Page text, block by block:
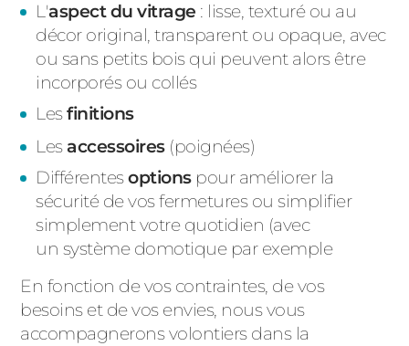
L'aspect du vitrage : lisse, texturé ou au
décor original, transparent ou opaque, avec
ou sans petits bois qui peuvent alors être
incorporés ou collés
Lesfinitions
Lesaccessoires(poignées)
Différentesoptionspour améliorer la
sécurité de vos fermetures ou simplifier
simplement votre quotidien (avec
un système domotique par exemple
En fonction de vos contraintes, de vos
besoins et de vos envies, nous vous
accompagnerons volontiers dans la